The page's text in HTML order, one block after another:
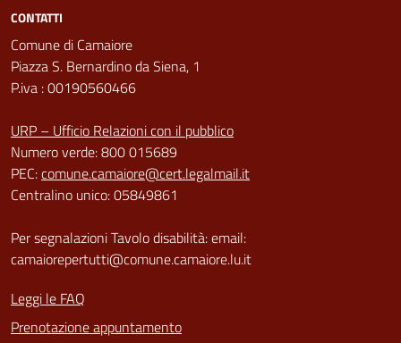
CONTATTI
Comune di Camaiore
Piazza S. Bernardino da Siena, 1
P.iva : 00190560466
URP – Ufficio Relazioni con il pubblico
Numero verde: 800 015689
PEC:comune.camaiore@cert.legalmail.it
Centralino unico: 05849861
Per segnalazioni Tavolo disabilità: email:
camaiorepertutti@comune.camaiore.lu.it
Leggi le FAQ
Prenotazione appuntamento